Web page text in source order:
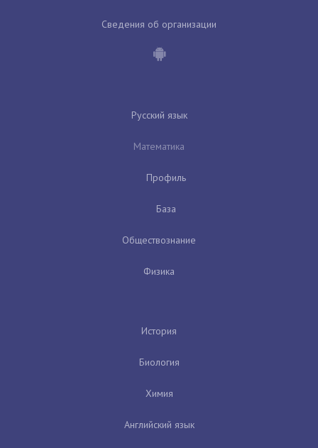
Сведения об организации
Русский язык
Математика
Профиль
База
Обществознание
Физика
История
Биология
Химия
Английский язык